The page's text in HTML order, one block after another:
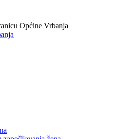
Općine Vrbanja